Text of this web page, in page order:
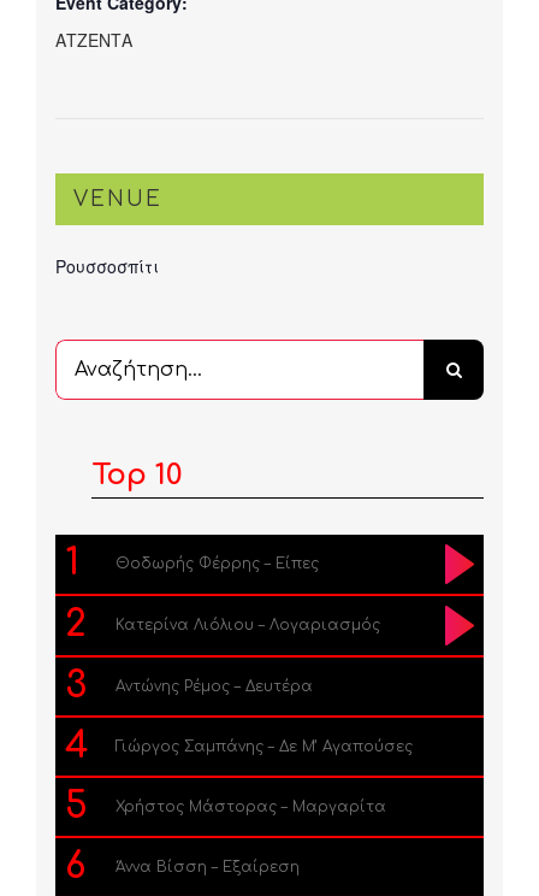
ΑΤΖΕΝΤΑ
VENUE
Ρουσσοσπίτι
Αναζήτηση
...
Top 10
1 Θοδωρής Φέρρης – Είπες
2 Κατερίνα Λιόλιου – Λογαριασμός
3 Αντώνης Ρέμος – Δευτέρα
4 Γιώργος Σαμπάνης – Δε Μ’ Αγαπούσες
5 Χρήστος Μάστορας – Μαργαρίτα
6 Άννα Βίσση – Εξαίρεση